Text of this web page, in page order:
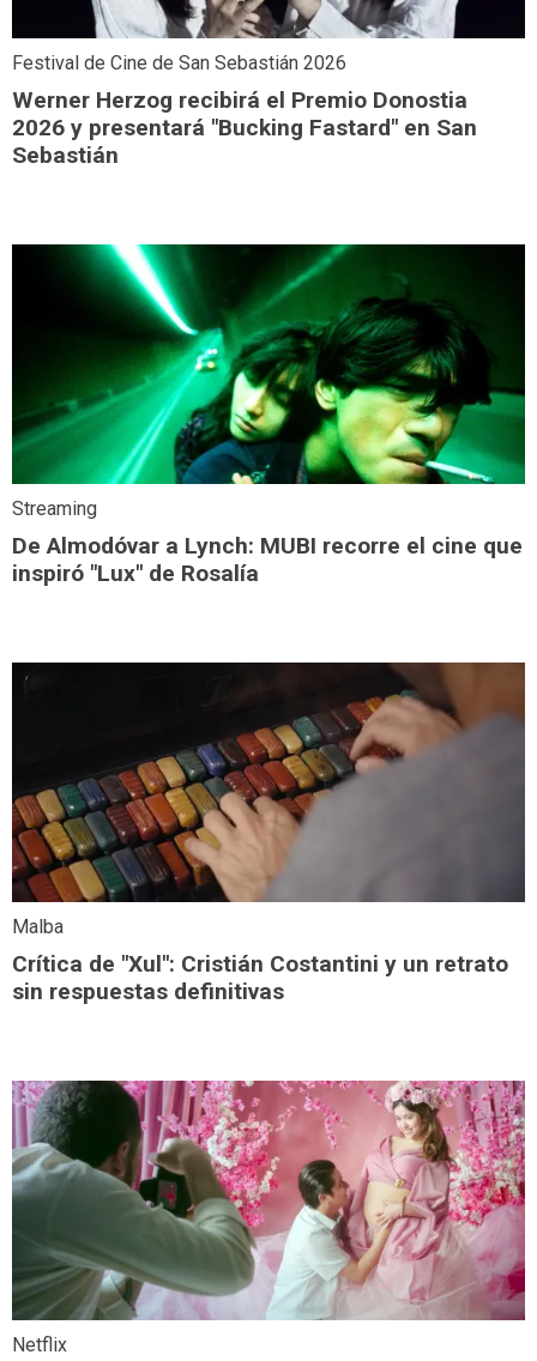
Festival de Cine de San Sebastián 2026
Werner Herzog recibirá el Premio Donostia
2026 y presentará "Bucking Fastard" en San
Sebastián
Streaming
De Almodóvar a Lynch: MUBI recorre el cine que
inspiró "Lux" de Rosalía
Malba
Crítica de "Xul": Cristián Costantini y un retrato
sin respuestas definitivas
Netflix